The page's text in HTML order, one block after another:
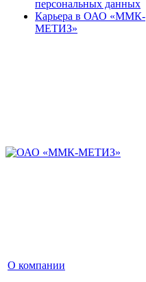
персональных данных
Карьера в ОАО «ММК-
МЕТИЗ»
О компании